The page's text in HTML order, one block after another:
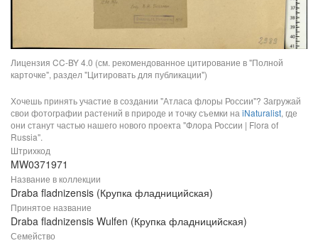
Лицензия CC-BY 4.0 (см. рекомендованное цитирование в "Полной
карточке", раздел "Цитировать для публикации")
Хочешь принять участие в создании "Атласа флоры России"? Загружай
свои фотографии растений в природе и точку съемки на iNaturalist, где
они станут частью нашего нового проекта "Флора России | Flora of
Russia".
Штрихкод
MW0371971
Название в коллекции
Draba fladnizensis (Крупка фладницийская)
Принятое название
Draba fladnizensis Wulfen (Крупка фладницийская)
Семейство